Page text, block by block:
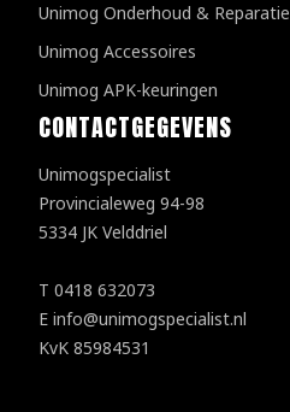
Unimog Onderhoud & Reparatie
Unimog Accessoires
Unimog APK-keuringen
CONTACTGEGEVENS
Unimogspecialist
Provincialeweg 94-98
5334 JK Velddriel
T 0418 632073
E info@unimogspecialist.nl
KvK 85984531